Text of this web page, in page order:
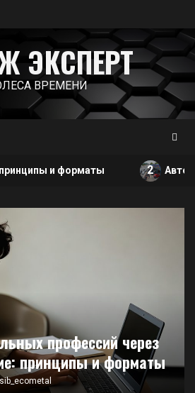
ЭКСПЕРТ
ВРЕМЕНИ
2 Автосервис и
профессий через
принципы и форматы
sib_ecometal